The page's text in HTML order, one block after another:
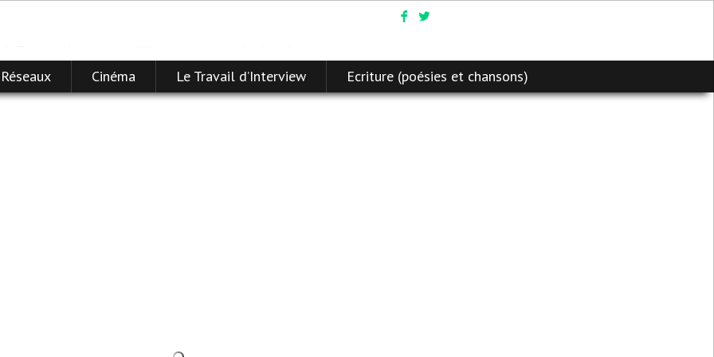
Cinéma Le Travail d’Interview Ecriture (poésies et chansons)